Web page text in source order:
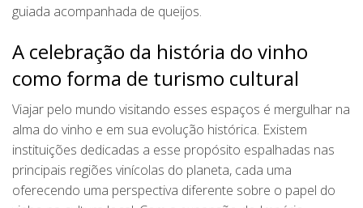
guiada acompanhada de queijos.
A celebração da história do vinho
como forma de turismo cultural
Viajar pelo mundo visitando esses espaços é mergulhar na
alma do vinho e em sua evolução histórica. Existem
instituições dedicadas a esse propósito espalhadas nas
principais regiões vinícolas do planeta, cada uma
oferecendo uma perspectiva diferente sobre o papel do